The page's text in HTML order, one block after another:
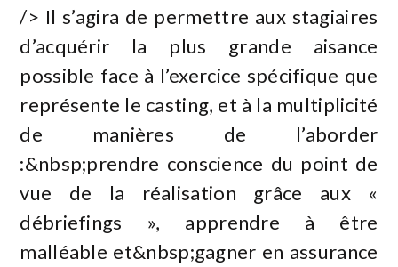
/> Il s’agira de permettre aux stagiaires
d’acquérir la plus grande aisance
possible face à l’exercice spécifique que
représente le casting, et à la multiplicité
de manières de l’aborder
:&nbsp;prendre conscience du point de
vue de la réalisation grâce aux «
débriefings », apprendre à être
malléable et&nbsp;gagner en assurance